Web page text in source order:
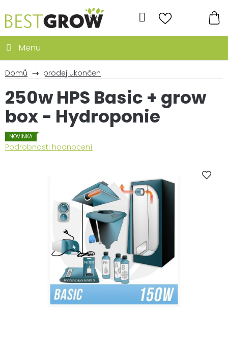
na
obsah
Hledat
Domů prodej ukončen
250w HPS Basic + grow
box - Hydroponie
NOVINKA
Průměrné
Podrobnosti hodnocení